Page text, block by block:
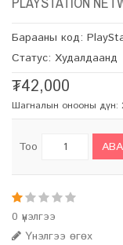
Барааны код:
Статус: Худалдаанд
₮42,000
Шагналын онооны дүн:
Тоо
0 үнэлгээ
Үнэлгээ өгөх